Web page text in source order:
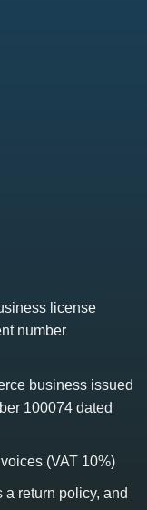
license
number
business issued
100074 dated
(VAT 10%)
return policy, and